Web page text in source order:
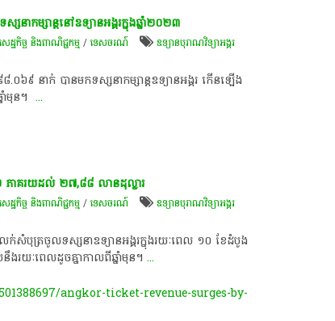
ា​កម្សាន្ត​នៅ​ឧទ្យាន​អង្គរ​ក្នុង​ឆ្នាំ​២០២៣
សេដ្ឋកិច្ច និងពាណិជ្ជកម្ម/ទេសចរណ៍
ឧទ្យានបុរាណវិទ្យាអង្គរ
០៦៩​ នាក់​ បាន​មក​ទស្សនា​កម្សាន្ត​ឧទ្យាន​អង្គរ​ កើនឡើង​
ាំ​មុន​។​...
ាគរយ​ដល់​ ២៧,៨៨​ លាន​ដុល្លារ​
សេដ្ឋកិច្ច និងពាណិជ្ជកម្ម/ទេសចរណ៍
ឧទ្យានបុរាណវិទ្យាអង្គរ
សំបុត្រ​ចូល​ទស្សនា​ឧទ្យាន​អង្គរ​ក្នុង​រយៈពេល​ ១០​ ខែ​ដំបូង​
ង​រយៈពេល​ដូច​គ្នា​កាលពី​ឆ្នាំ​មុន​។​...
angkor-ticket-revenue-surges-by-